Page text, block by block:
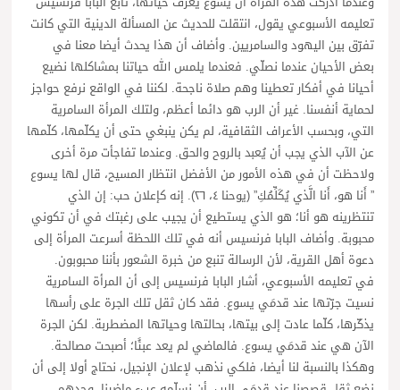
تعليمه الأسبوعي يقول، انتقلت للحديث عن المسألة الدينية التي كانت
تفرّق بين اليهود والسامريين. وأضاف أن هذا يحدث أيضا معنا في
بعض الأحيان عندما نصلّي. فعندما يلمس الله حياتنا بمشاكلها نضيع
أحيانا في أفكار تعطينا وهم صلاة ناجحة. لكننا في الواقع نرفع حواجز
لحماية أنفسنا. غير أن الرب هو دائما أعظم، ولتلك المرأة السامرية
التي، وبحسب الأعراف الثقافية، لم يكن ينبغي حتى أن يكلّمها، كلّمها
عن الآب الذي يجب أن يُعبد بالروح والحق. وعندما تفاجأت مرة أخرى
ولاحظت أن في هذه الأمور من الأفضل انتظار المسيح، قال لها يسوع
” أَنا هو، أَنا الَّذي يُكَلِّمُكِ” (يوحنا ٤، ٢٦). إنه كإعلان حب: إن الذي
تنتظرينه هو أنا؛ هو الذي يستطيع أن يجيب على رغبتك في أن تكوني
محبوبة. وأضاف البابا فرنسيس أنه في تلك اللحظة أسرعت المرأة إلى
دعوة أهل القرية، لأن الرسالة تنبع من خبرة الشعور بأننا محبوبون.
في تعليمه الأسبوعي، أشار البابا فرنسيس إلى أن المرأة السامرية
نسيت جرّتها عند قدمَي يسوع. فقد كان ثقل تلك الجرة على رأسها
يذكّرها، كلّما عادت إلى بيتها، بحالتها وحياتها المضطربة. لكن الجرة
الآن هي عند قدمَي يسوع. فالماضي لم يعد عبئًا؛ أصبحت مصالحة.
وهكذا بالنسبة لنا أيضا، فلكي نذهب لإعلان الإنجيل، نحتاج أولا إلى أن